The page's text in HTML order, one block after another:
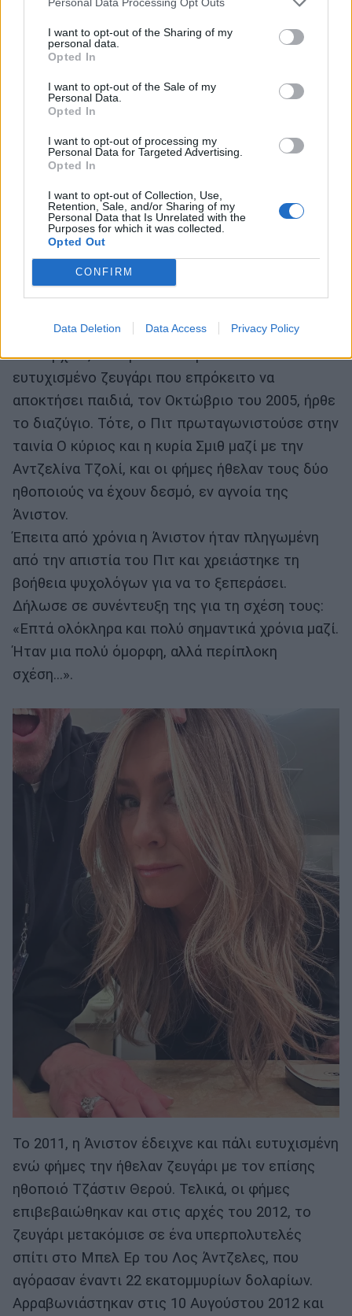
I want to opt-out of the Sharing of my
personal data.
Opted In
I want to opt-out of the Sale of my
Personal Data.
Opted In
I want to opt-out of processing my
Personal Data for Targeted Advertising.
Opted In
I want to opt-out of Collection, Use,
Retention, Sale, and/or Sharing of my
Personal Data that Is Unrelated with the
Purposes for which it was collected.
Opted Out
CONFIRM
Data Deletion Data Access Privacy Policy
Το 1998, άρχισε να βγαίνει με τον ηθοποιό
Μπραντ Πιτ και σύντομα, οι δυο τους, έγιναν το
Ιουλίου 2000, παντρεύτηκαν στο Μαλιμπού και
ενώ αρχικά, όλοι μιλούσαν για ένα πολύ
ευτυχισμένο ζευγάρι που επρόκειτο να
αποκτήσει παιδιά, τον Οκτώβριο του 2005, ήρθε
το διαζύγιο. Τότε, ο Πιτ πρωταγωνιστούσε στην
ταινία Ο κύριος και η κυρία Σμιθ μαζί με την
Αντζελίνα Τζολί, και οι φήμες ήθελαν τους δύο
ηθοποιούς να έχουν δεσμό, εν αγνοία της
Άνιστον.
Έπειτα από χρόνια η Άνιστον ήταν πληγωμένη
από την απιστία του Πιτ και χρειάστηκε τη
βοήθεια ψυχολόγων για να το ξεπεράσει.
Δήλωσε σε συνέντευξη της για τη σχέση τους:
«Επτά ολόκληρα και πολύ σημαντικά χρόνια μαζί.
Ήταν μια πολύ όμορφη, αλλά περίπλοκη
σχέση...».
Το 2011, η Άνιστον έδειχνε και πάλι ευτυχισμένη
ενώ φήμες την ήθελαν ζευγάρι με τον επίσης
ηθοποιό Τζάστιν Θερού. Τελικά, οι φήμες
επιβεβαιώθηκαν και στις αρχές του 2012, το
ζευγάρι μετακόμισε σε ένα υπερπολυτελές
σπίτι στο Μπελ Ερ του Λος Άντζελες, που
αγόρασαν έναντι 22 εκατομμυρίων δολαρίων.
Αρραβωνιάστηκαν στις 10 Αυγούστου 2012 και